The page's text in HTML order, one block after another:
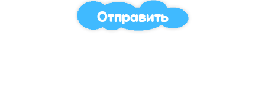
Отправить